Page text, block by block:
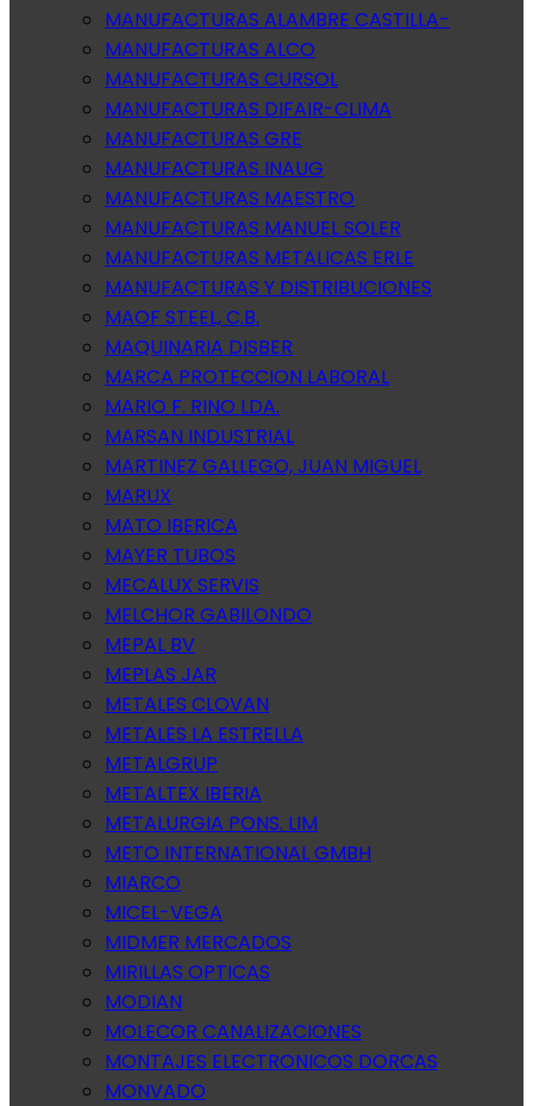
MANUFACTURAS ALAMBRE CASTILLA-
MANUFACTURAS ALCO
MANUFACTURAS CURSOL
MANUFACTURAS DIFAIR-CLIMA
MANUFACTURAS GRE
MANUFACTURAS INAUG
MANUFACTURAS MAESTRO
MANUFACTURAS MANUEL SOLER
MANUFACTURAS METALICAS ERLE
MANUFACTURAS Y DISTRIBUCIONES
MAOF STEEL, C.B.
MAQUINARIA DISBER
MARCA PROTECCION LABORAL
MARIO F. RINO LDA.
MARSAN INDUSTRIAL
MARTINEZ GALLEGO, JUAN MIGUEL
MARUX
MATO IBERICA
MAYER TUBOS
MECALUX SERVIS
MELCHOR GABILONDO
MEPAL BV
MEPLAS JAR
METALES CLOVAN
METALES LA ESTRELLA
METALGRUP
METALTEX IBERIA
METALURGIA PONS. LIM
METO INTERNATIONAL GMBH
MIARCO
MICEL-VEGA
MIDMER MERCADOS
MIRILLAS OPTICAS
MODIAN
MOLECOR CANALIZACIONES
MONTAJES ELECTRONICOS DORCAS
MONVADO